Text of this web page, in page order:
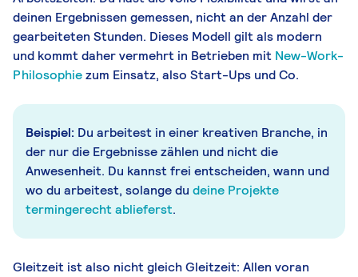
deinen Ergebnissen gemessen, nicht an der Anzahl der
gearbeiteten Stunden. Dieses Modell gilt als modern
und kommt daher vermehrt in Betrieben mit New-Work-
Philosophiezum Einsatz, also Start-Ups und Co.
Beispiel: Du arbeitest in einer kreativen Branche, in
der nur die Ergebnisse zählen und nicht die
Anwesenheit. Du kannst frei entscheiden, wann und
wo du arbeitest, solange du deine Projekte
termingerecht ablieferst.
Gleitzeit ist also nicht gleich Gleitzeit: Allen voran